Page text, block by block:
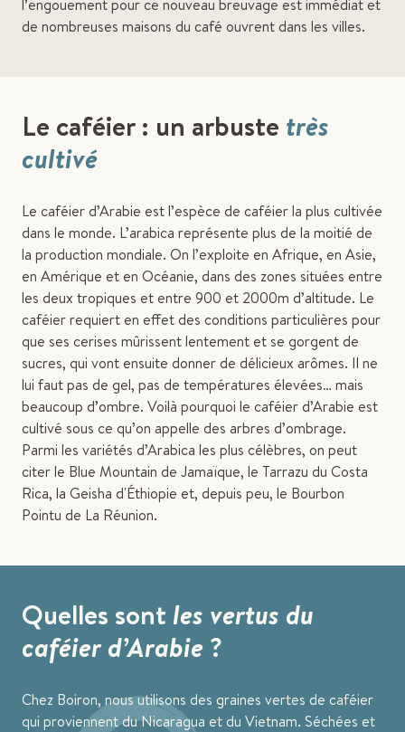
l’engouement pour ce nouveau breuvage est immédiat et
de nombreuses maisons du café ouvrent dans les villes.
Le caféier : un arbuste très
cultivé
Le caféier d’Arabie est l’espèce de caféier la plus cultivée
dans le monde. L’arabica représente plus de la moitié de
la production mondiale. On l’exploite en Afrique, en Asie,
en Amérique et en Océanie, dans des zones situées entre
les deux tropiques et entre 900 et 2000m d’altitude. Le
caféier requiert en effet des conditions particulières pour
que ses cerises mûrissent lentement et se gorgent de
sucres, qui vont ensuite donner de délicieux arômes. Il ne
lui faut pas de gel, pas de températures élevées… mais
beaucoup d’ombre. Voilà pourquoi le caféier d’Arabie est
cultivé sous ce qu’on appelle des arbres d’ombrage.
Parmi les variétés d’Arabica les plus célèbres, on peut
citer le Blue Mountain de Jamaïque, le Tarrazu du Costa
Rica, la Geisha d'Éthiopie et, depuis peu, le Bourbon
Pointu de La Réunion.
Quelles sont les vertus du
caféier d’Arabie?
Chez Boiron, nous utilisons des graines vertes de caféier
qui proviennent du Nicaragua et du Vietnam. Séchées et